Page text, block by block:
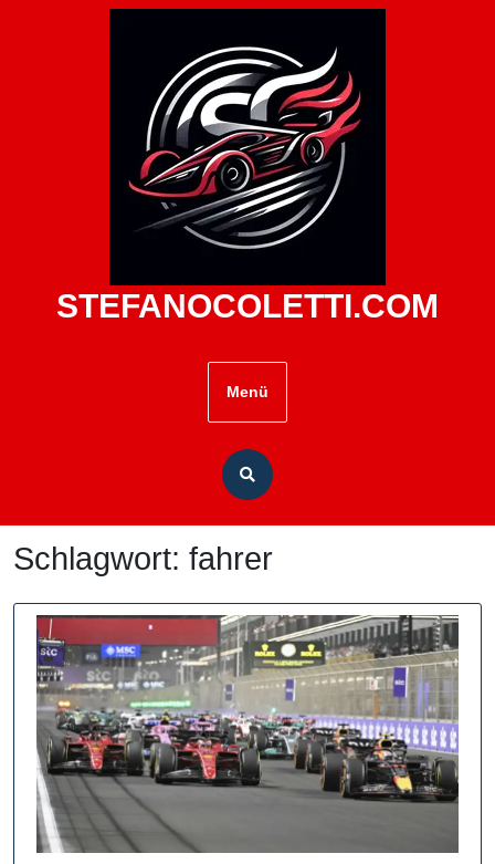
STEFANOCOLETTI.COM
Menü
Schlagwort: fahrer